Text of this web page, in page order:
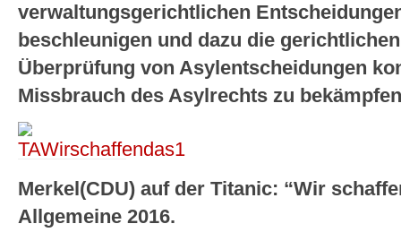
verwaltungsgerichtlichen
beschleunigen und dazu die
Überprüfung von Asylentscheidungen
Missbrauch des Asylrechts zu
Merkel(CDU) auf der Titanic: “Wir
Allgemeine 2016.